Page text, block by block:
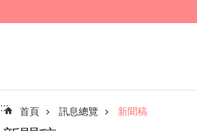
::: 首頁 訊息總覽 新聞稿